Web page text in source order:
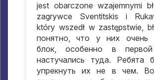
jest obarczone wzajemnymi
zagrywce Sventitskis i
który wszedł w zastępstwie,
понятно,что у них очень
блок,особенно в
настучались туда. Ребята
упрекнуть их не в чем.